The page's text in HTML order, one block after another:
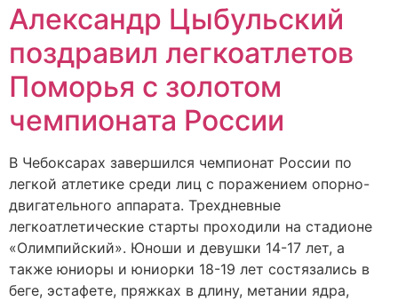
Александр Цыбульский
поздравил легкоатлетов
Поморья с золотом
чемпионата России
В Чебоксарах завершился чемпионат России по
легкой атлетике среди лиц с поражением опорно-
двигательного аппарата. Трехдневные
легкоатлетические старты проходили на стадионе
«Олимпийский». Юноши и девушки 14-17 лет, а
также юниоры и юниорки 18-19 лет состязались в
беге, эстафете, пряжках в длину, метании ядра,